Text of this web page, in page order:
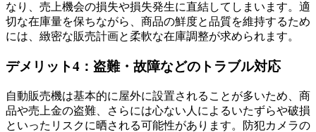
なり、売上機会の損失や損失発生に直結してしまいます。適
切な在庫量を保ちながら、商品の鮮度と品質を維持するため
には、緻密な販売計画と柔軟な在庫調整が求められます。
デメリット4：盗難・故障などのトラブル対応
自動販売機は基本的に屋外に設置されることが多いため、商
品や売上金の盗難、さらには心ない人によるいたずらや破損
といったリスクに晒される可能性があります。防犯カメラの